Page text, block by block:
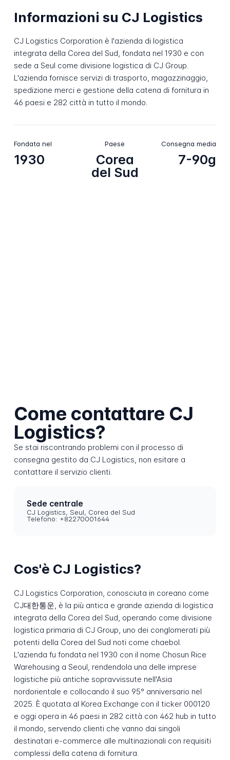
Informazioni su CJ Logistics
CJ Logistics Corporation è l'azienda di logistica
integrata della Corea del Sud, fondata nel 1930 e con
sede a Seul come divisione logistica di CJ Group.
L'azienda fornisce servizi di trasporto, magazzinaggio,
spedizione merci e gestione della catena di fornitura in
46 paesi e 282 città in tutto il mondo.
Fondata nel
1930
Paese
Corea
del Sud
Consegna media
7-90g
Come contattare CJ
Logistics?
Se stai riscontrando problemi con il processo di
consegna gestito da CJ Logistics, non esitare a
contattare il servizio clienti.
Sede centrale
CJ Logistics, Seul, Corea del Sud
Telefono: +82270001644
Cos'è CJ Logistics?
CJ Logistics Corporation, conosciuta in coreano come
CJ대한통운, è la più antica e grande azienda di logistica
integrata della Corea del Sud, operando come divisione
logistica primaria di CJ Group, uno dei conglomerati più
potenti della Corea del Sud noti come chaebol.
L'azienda fu fondata nel 1930 con il nome Chosun Rice
Warehousing a Seoul, rendendola una delle imprese
logistiche più antiche sopravvissute nell'Asia
nordorientale e collocando il suo 95° anniversario nel
2025. È quotata al Korea Exchange con il ticker 000120
e oggi opera in 46 paesi in 282 città con 462 hub in tutto
il mondo, servendo clienti che vanno dai singoli
destinatari e-commerce alle multinazionali con requisiti
complessi della catena di fornitura.